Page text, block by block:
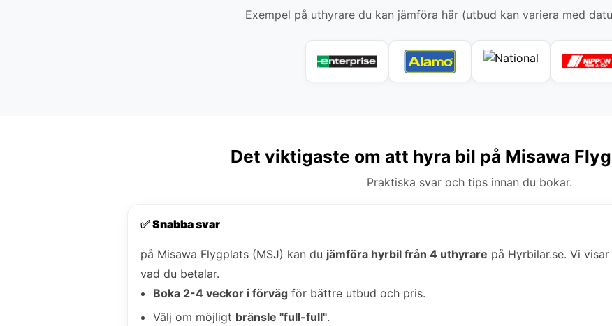
Exempel på uthyrare du kan jämföra här (utbud kan variera med
Det viktigaste om att hyra bil på Misawa
Praktiska svar och tips innan du bokar.
✅ Snabba svar
på Misawa Flygplats (MSJ) kan du jämföra hyrbil från 4 uthyrare på Hyrbilar.se. Vi
vad du betalar.
Boka 2-4 veckor i förväg för bättre utbud och pris.
Välj om möjligt bränsle "full-full".